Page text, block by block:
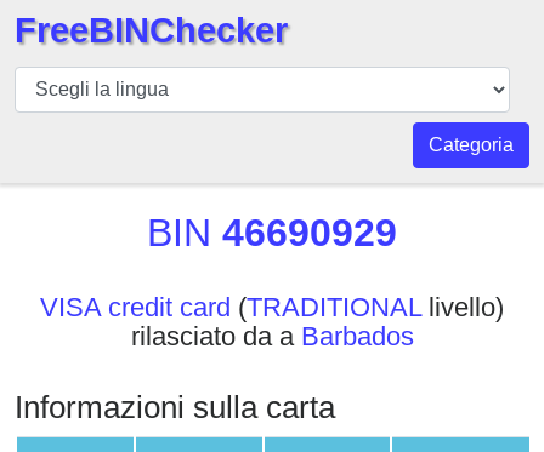
BIN
checker
API
BIN
FreeBINChecker
Categoria
BIN 46690929
VISA credit card (TRADITIONALlivello)
rilasciato da a Barbados
Informazioni sulla carta